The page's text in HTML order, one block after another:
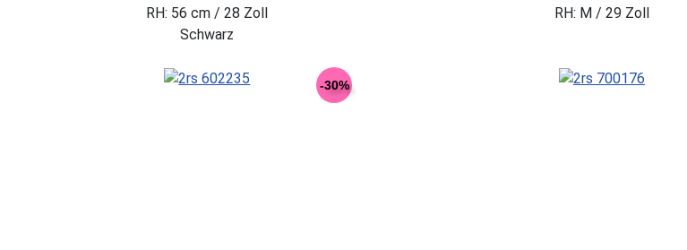
RH: 56 cm / 28 Zoll
Schwarz
RH: M / 29 Zoll
-30%